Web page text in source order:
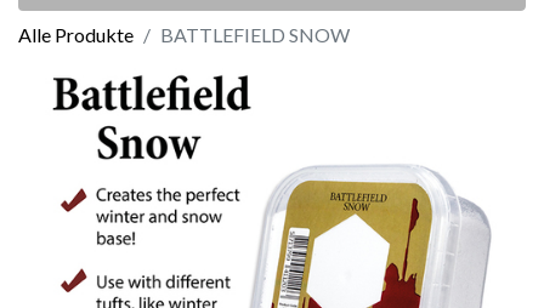
Alle Produkte BATTLEFIELD SNOW